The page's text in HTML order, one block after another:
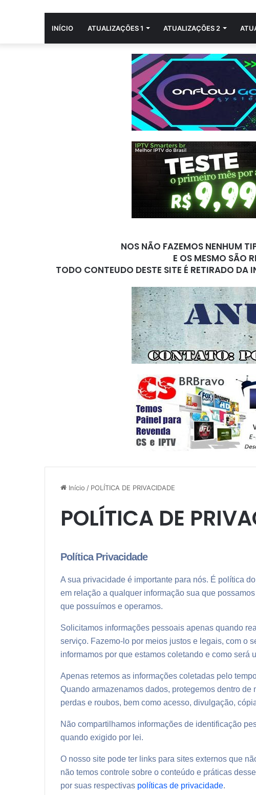
INÍCIO ATUALIZAÇÕES 1 ATUALIZAÇÕES 2
NOS NÃO FAZEMOS NENHUM
E OS MESMO SÃO
TODO CONTEUDO DESTE SITE É RETIRADO DA
Início / POLÍTICA DE PRIVACIDADE
POLÍTICA DE
Política Privacidade
A sua privacidade é importante para nós. É política
em relação a qualquer informação sua que
que possuímos e operamos.
Solicitamos informações pessoais apenas quando
serviço. Fazemo-lo por meios justos e legais, com o
informamos por que estamos coletando e como será
Apenas retemos as informações coletadas pelo
Quando armazenamos dados, protegemos dentro
perdas e roubos, bem como acesso, divulgação,
Não compartilhamos informações de identificação
quando exigido por lei.
O nosso site pode ter links para sites externos que
não temos controle sobre o conteúdo e práticas
por suas respectivas políticas de privacidade.